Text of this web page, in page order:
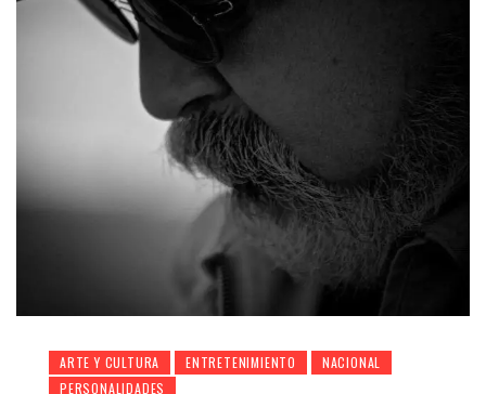
ARTE Y CULTURA ENTRETENIMIENTO
NACIONAL
PERSONALIDADES